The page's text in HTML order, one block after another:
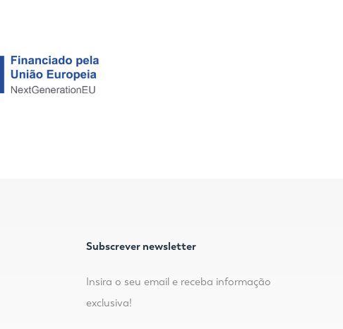
Subscrever newsletter
Insira o seu email e receba informação
exclusiva!